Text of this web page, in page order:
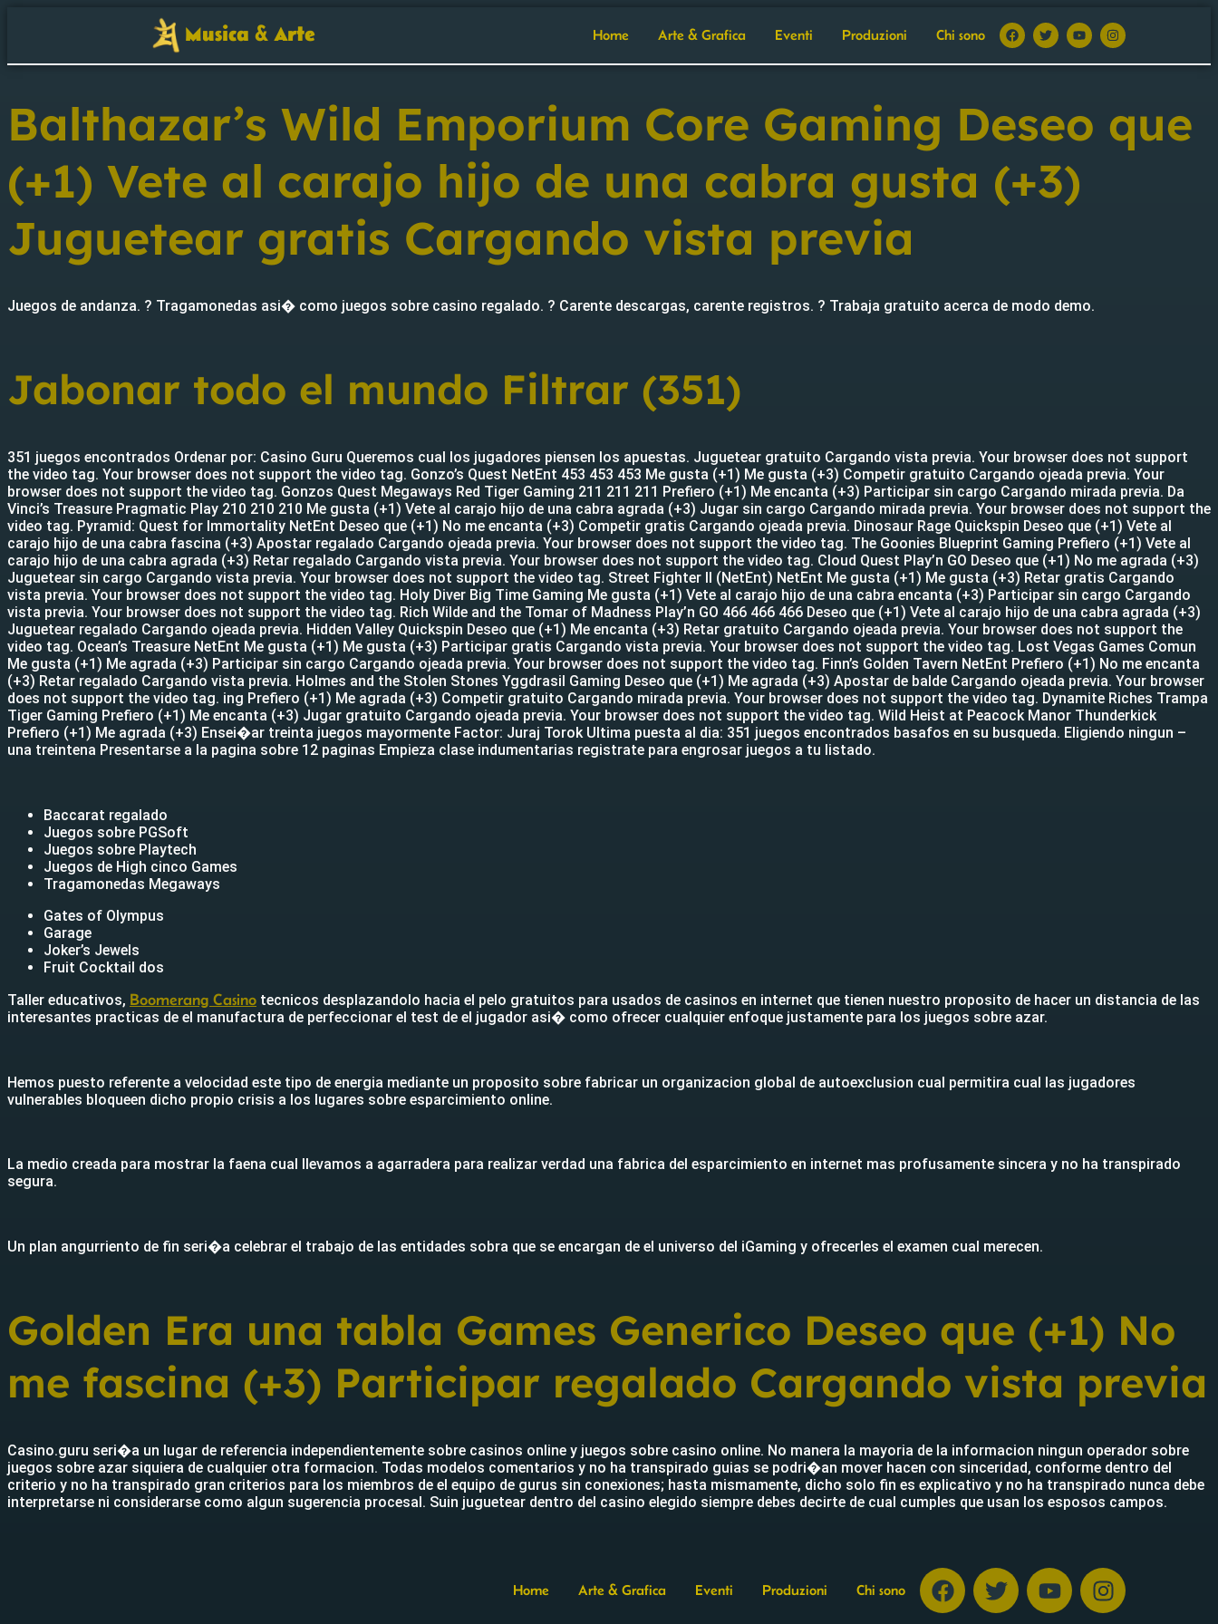
Musica & Arte Home Arte & Grafica Eventi Produzioni Chi sono
Balthazar’s Wild Emporium Core Gaming Deseo que
(+1) Vete al carajo hijo de una cabra gusta (+3)
Juguetear gratis Cargando vista previa
Juegos de andanza. ? Tragamonedas asi� como juegos sobre casino regalado. ? Carente descargas, carente registros. ? Trabaja gratuito acerca de modo demo.
Jabonar todo el mundo Filtrar (351)
351 juegos encontrados Ordenar por: Casino Guru Queremos cual los jugadores piensen los apuestas. Juguetear gratuito Cargando vista previa. Your browser does not support
the video tag. Your browser does not support the video tag. Gonzo’s Quest NetEnt 453 453 453 Me gusta (+1) Me gusta (+3) Competir gratuito Cargando ojeada previa. Your
browser does not support the video tag. Gonzos Quest Megaways Red Tiger Gaming 211 211 211 Prefiero (+1) Me encanta (+3) Participar sin cargo Cargando mirada previa. Da
Vinci’s Treasure Pragmatic Play 210 210 210 Me gusta (+1) Vete al carajo hijo de una cabra agrada (+3) Jugar sin cargo Cargando mirada previa. Your browser does not support the
video tag. Pyramid: Quest for Immortality NetEnt Deseo que (+1) No me encanta (+3) Competir gratis Cargando ojeada previa. Dinosaur Rage Quickspin Deseo que (+1) Vete al
carajo hijo de una cabra fascina (+3) Apostar regalado Cargando ojeada previa. Your browser does not support the video tag. The Goonies Blueprint Gaming Prefiero (+1) Vete al
carajo hijo de una cabra agrada (+3) Retar regalado Cargando vista previa. Your browser does not support the video tag. Cloud Quest Play’n GO Deseo que (+1) No me agrada (+3)
Juguetear sin cargo Cargando vista previa. Your browser does not support the video tag. Street Fighter II (NetEnt) NetEnt Me gusta (+1) Me gusta (+3) Retar gratis Cargando
vista previa. Your browser does not support the video tag. Holy Diver Big Time Gaming Me gusta (+1) Vete al carajo hijo de una cabra encanta (+3) Participar sin cargo Cargando
vista previa. Your browser does not support the video tag. Rich Wilde and the Tomar of Madness Play’n GO 466 466 466 Deseo que (+1) Vete al carajo hijo de una cabra agrada (+3)
Juguetear regalado Cargando ojeada previa. Hidden Valley Quickspin Deseo que (+1) Me encanta (+3) Retar gratuito Cargando ojeada previa. Your browser does not support the
video tag. Ocean’s Treasure NetEnt Me gusta (+1) Me gusta (+3) Participar gratis Cargando vista previa. Your browser does not support the video tag. Lost Vegas Games Comun
Me gusta (+1) Me agrada (+3) Participar sin cargo Cargando ojeada previa. Your browser does not support the video tag. Finn’s Golden Tavern NetEnt Prefiero (+1) No me encanta
(+3) Retar regalado Cargando vista previa. Holmes and the Stolen Stones Yggdrasil Gaming Deseo que (+1) Me agrada (+3) Apostar de balde Cargando ojeada previa. Your browser
does not support the video tag. ing Prefiero (+1) Me agrada (+3) Competir gratuito Cargando mirada previa. Your browser does not support the video tag. Dynamite Riches Trampa
Tiger Gaming Prefiero (+1) Me encanta (+3) Jugar gratuito Cargando ojeada previa. Your browser does not support the video tag. Wild Heist at Peacock Manor Thunderkick
Prefiero (+1) Me agrada (+3) Ensei�ar treinta juegos mayormente Factor: Juraj Torok Ultima puesta al dia: 351 juegos encontrados basafos en su busqueda. Eligiendo ningun –
una treintena Presentarse a la pagina sobre 12 paginas Empieza clase indumentarias registrate para engrosar juegos a tu listado.
Baccarat regalado
Juegos sobre PGSoft
Juegos sobre Playtech
Juegos de High cinco Games
Tragamonedas Megaways
Gates of Olympus
Garage
Joker’s Jewels
Fruit Cocktail dos
Taller educativos, Boomerang Casino tecnicos desplazandolo hacia el pelo gratuitos para usados de casinos en internet que tienen nuestro proposito de hacer un distancia de las
interesantes practicas de el manufactura de perfeccionar el test de el jugador asi� como ofrecer cualquier enfoque justamente para los juegos sobre azar.
Hemos puesto referente a velocidad este tipo de energia mediante un proposito sobre fabricar un organizacion global de autoexclusion cual permitira cual las jugadores
vulnerables bloqueen dicho propio crisis a los lugares sobre esparcimiento online.
La medio creada para mostrar la faena cual llevamos a agarradera para realizar verdad una fabrica del esparcimiento en internet mas profusamente sincera y no ha transpirado
segura.
Un plan angurriento de fin seri�a celebrar el trabajo de las entidades sobra que se encargan de el universo del iGaming y ofrecerles el examen cual merecen.
Golden Era una tabla Games Generico Deseo que (+1) No
me fascina (+3) Participar regalado Cargando vista previa
Casino.guru seri�a un lugar de referencia independientemente sobre casinos online y juegos sobre casino online. No manera la mayoria de la informacion ningun operador sobre
juegos sobre azar siquiera de cualquier otra formacion. Todas modelos comentarios y no ha transpirado guias se podri�an mover hacen con sinceridad, conforme dentro del
criterio y no ha transpirado gran criterios para los miembros de el equipo de gurus sin conexiones; hasta mismamente, dicho solo fin es explicativo y no ha transpirado nunca debe
interpretarse ni considerarse como algun sugerencia procesal. Suin juguetear dentro del casino elegido siempre debes decirte de cual cumples que usan los esposos campos.
Home Arte & Grafica Eventi Produzioni Chi sono